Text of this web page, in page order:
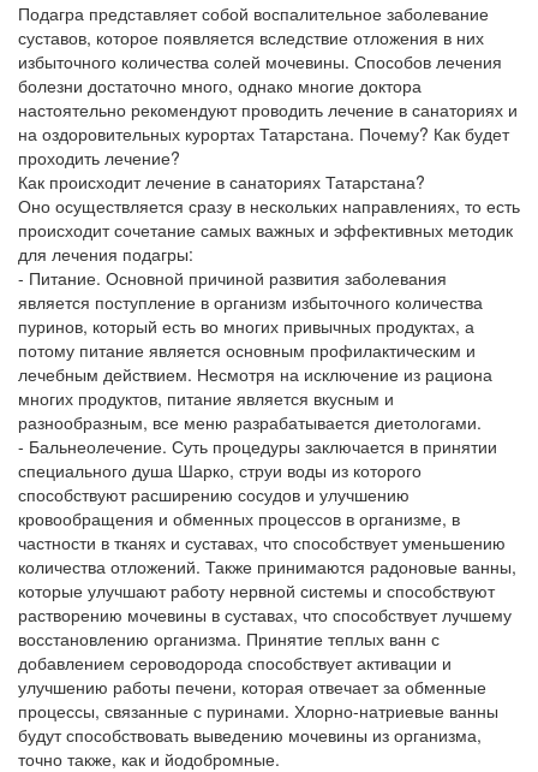
Подагра представляет собой воспалительное заболевание
суставов, которое появляется вследствие отложения в них
избыточного количества солей мочевины. Способов лечения
болезни достаточно много, однако многие доктора
настоятельно рекомендуют проводить лечение в санаториях и
на оздоровительных курортах Татарстана. Почему? Как будет
проходить лечение?
Как происходит лечение в санаториях Татарстана?
Оно осуществляется сразу в нескольких направлениях, то есть
происходит сочетание самых важных и эффективных методик
для лечения подагры:
- Питание. Основной причиной развития заболевания
является поступление в организм избыточного количества
пуринов, который есть во многих привычных продуктах, а
потому питание является основным профилактическим и
лечебным действием. Несмотря на исключение из рациона
многих продуктов, питание является вкусным и
разнообразным, все меню разрабатывается диетологами.
- Бальнеолечение. Суть процедуры заключается в принятии
специального душа Шарко, струи воды из которого
способствуют расширению сосудов и улучшению
кровообращения и обменных процессов в организме, в
частности в тканях и суставах, что способствует уменьшению
количества отложений. Также принимаются радоновые ванны,
которые улучшают работу нервной системы и способствуют
растворению мочевины в суставах, что способствует лучшему
восстановлению организма. Принятие теплых ванн с
добавлением сероводорода способствует активации и
улучшению работы печени, которая отвечает за обменные
процессы, связанные с пуринами. Хлорно-натриевые ванны
будут способствовать выведению мочевины из организма,
точно также, как и йодобромные.